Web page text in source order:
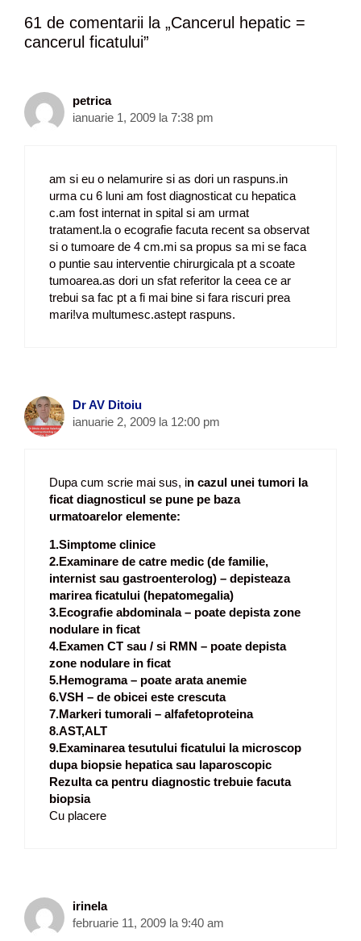
a
r
t
61 de comentarii la „Cancerul hepatic =
cancerul ficatului”
petrica
ianuarie 1, 2009 la 7:38 pm
am si eu o nelamurire si as dori un raspuns.in
urma cu 6 luni am fost diagnosticat cu hepatica
c.am fost internat in spital si am urmat
tratament.la o ecografie facuta recent sa observat
si o tumoare de 4 cm.mi sa propus sa mi se faca
o puntie sau interventie chirurgicala pt a scoate
tumoarea.as dori un sfat referitor la ceea ce ar
trebui sa fac pt a fi mai bine si fara riscuri prea
mari!va multumesc.astept raspuns.
Dr AV Ditoiu
ianuarie 2, 2009 la 12:00 pm
Dupa cum scrie mai sus, in cazul unei tumori la
ficat diagnosticul se pune pe baza
urmatoarelor elemente:
1.Simptome clinice
2.Examinare de catre medic (de familie,
internist sau gastroenterolog) – depisteaza
marirea ficatului (hepatomegalia)
3.Ecografie abdominala – poate depista zone
nodulare in ficat
4.Examen CT sau / si RMN – poate depista
zone nodulare in ficat
5.Hemograma – poate arata anemie
6.VSH – de obicei este crescuta
7.Markeri tumorali – alfafetoproteina
8.AST,ALT
9.Examinarea tesutului ficatului la microscop
dupa biopsie hepatica sau laparoscopic
Rezulta ca pentru diagnostic trebuie facuta
biopsia
Cu placere
irinela
februarie 11, 2009 la 9:40 am